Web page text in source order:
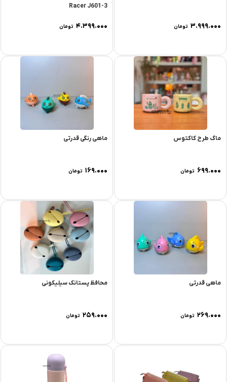
۳.۹۹۹.۰۰۰ تومان
Racer J601-3
۴.۳۹۹.۰۰۰ تومان
ماگ طرح کاکتوس
۶۹۹.۰۰۰ تومان
ماهی رنگی قدرتی
۱۶۹.۰۰۰ تومان
ماهی قدرتی
۲۶۹.۰۰۰ تومان
محافظ پستانک سیلیکونی
۲۵۹.۰۰۰ تومان